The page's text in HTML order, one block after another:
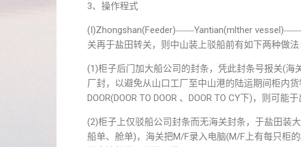
3、操作程式
(I)Zhongshan(Feeder)――Yantian(mlther
关再于盐田转关，则中山装上驳船前有如下两种做法
(1)柜子后门加大船公司的封条，凭此封条号报关(
厂封，以避免从山口工厂至中山港的陆运期间柜内
DOOR(DOOR TO DOOR 、DOOR TO CY下)，则可能
(2)柜子上仅驳船公司封条而无海关封条，于盐田装
船单、舱单)，海关把M/F录入电脑(M/F上有每只柜